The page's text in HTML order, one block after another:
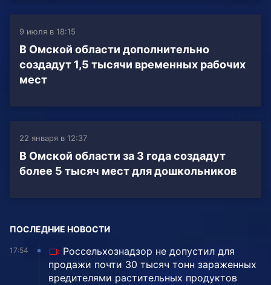
9 июля в 18:15
В Омской области дополнительно
создадут 1,5 тысячи временных рабочих
мест
22 января в 12:37
В Омской области за 3 года создадут
более 5 тысяч мест для дошкольников
ПОСЛЕДНИЕ НОВОСТИ
17:54
Россельхознадзор не допустил для
продажи почти 30 тысяч тонн зараженных
вредителями растительных продуктов